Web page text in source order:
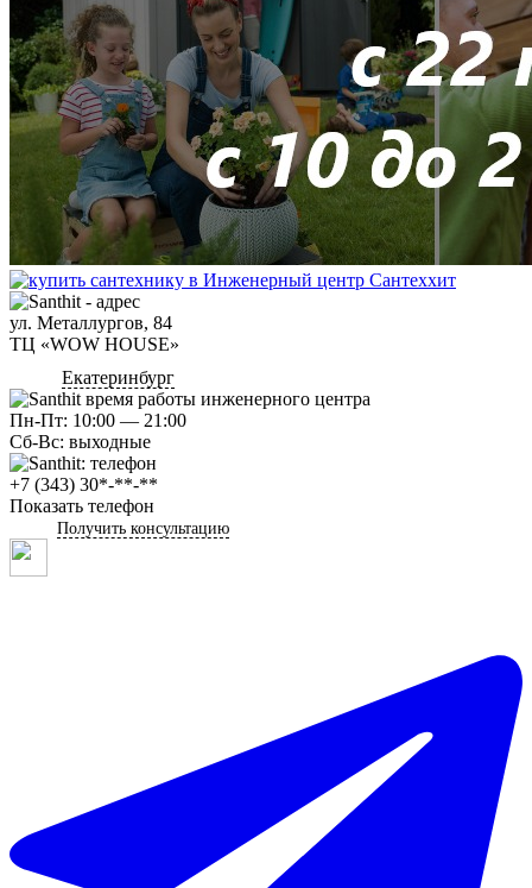
ул. Металлургов, 84
ТЦ «WOW HOUSE»
Екатеринбург
Пн-Пт: 10:00 — 21:00
Сб-Вс: выходные
+7 (343) 30*-**-**
Показать телефон
Получить консультацию